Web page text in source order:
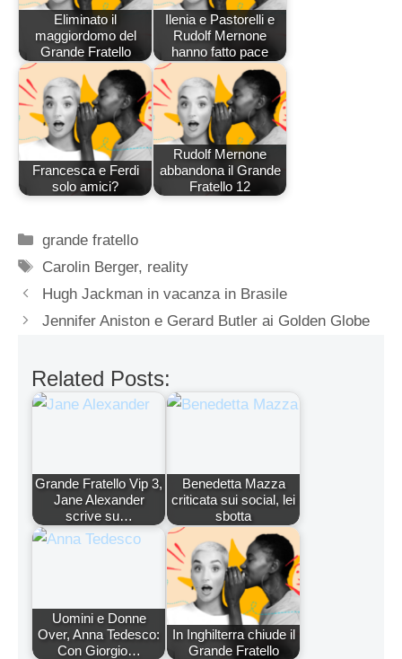
Eliminato il
maggiordomo del
Grande Fratello
Ilenia e Pastorelli e
Rudolf Mernone
hanno fatto pace
Francesca e Ferdi
solo amici?
Rudolf Mernone
abbandona il Grande
Fratello 12
Categorie
grande fratello
Tag
Carolin Berger, reality
Hugh Jackman in vacanza in Brasile
Jennifer Aniston e Gerard Butler ai Golden Globe
Related Posts:
Grande Fratello Vip 3,
Jane Alexander
scrive su…
Benedetta Mazza
criticata sui social, lei
sbotta
Uomini e Donne
Over, Anna Tedesco:
Con Giorgio…
In Inghilterra chiude il
Grande Fratello